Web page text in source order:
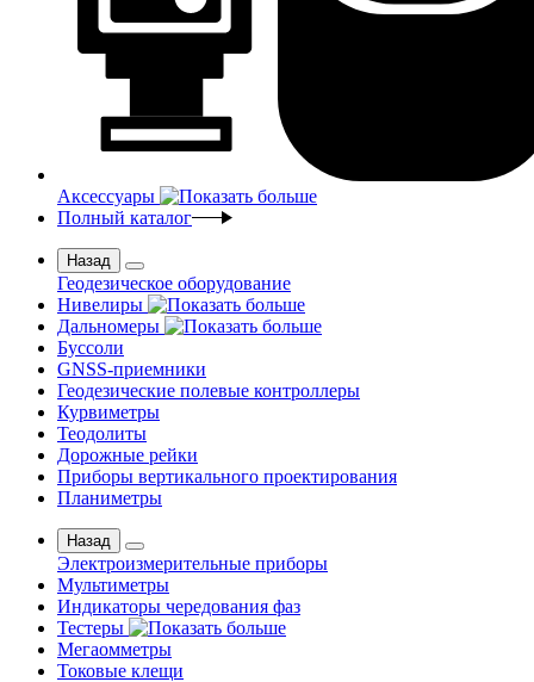
Аксессуары
Полный каталог
Назад
Геодезическое оборудование
Нивелиры
Дальномеры
Буссоли
GNSS-приемники
Геодезические полевые контроллеры
Курвиметры
Теодолиты
Дорожные рейки
Приборы вертикального проектирования
Планиметры
Назад
Электроизмерительные приборы
Мультиметры
Индикаторы чередования фаз
Тестеры
Мегаомметры
Токовые клещи